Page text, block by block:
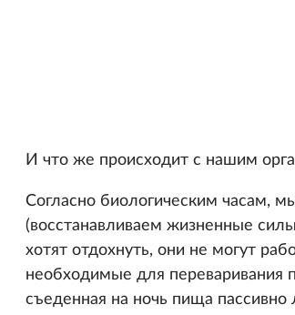
И что же происходит с нашим
Согласно биологическим часам,
(восстанавливаем жизненные
хотят отдохнуть, они не могут
необходимые для переваривания
съеденная на ночь пища